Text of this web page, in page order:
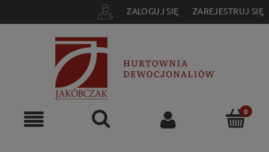
ZALOGUJ SIĘ ZAREJESTRUJ SIĘ